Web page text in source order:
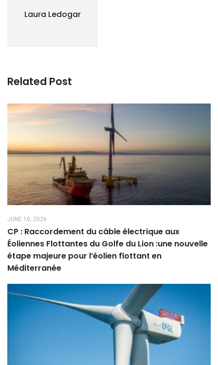
Laura Ledogar
Related Post
JUNE 10, 2026
CP : Raccordement du câble électrique aux
Éoliennes Flottantes du Golfe du Lion :une nouvelle
étape majeure pour l’éolien flottant en
Méditerranée